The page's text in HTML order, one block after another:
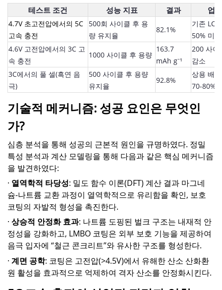
테스트 조건 성능 지표 결과 업
4.7V 초고전압에서의 5C
고속 충전
500회 사이클 후 용
량 유지율
82.1%
기존
50% 미만
4.6V 고전압에서의 3C 고
속 충전
1000 사이클 후 용량
163.7
mAh g⁻¹
200 사이
감소
3C에서의 풀 셀(흑연 음
극)
500 사이클 후 용량
유지율
92.8%
상용 배
70-80%
기술적 메커니즘: 성공 요인은 무엇인
가?
심층 분석을 통해 성공의 근본적 원인을 규명하였다. 정밀
특성 분석과 계산 모델링을 통해 다음과 같은 핵심 메커니즘
을 발견하였다:
· 열역학적 타당성: 밀도 함수 이론(DFT) 계산 결과 마그네
슘-나트륨 교환 과정이 열역학적으로 유리함을 확인, 보호
코팅의 자발적 형성을 촉진한다.
· 상승적 안정화 효과: 나트륨 도핑된 벌크 구조는 내재적 안
정성을 강화하고, LMBO 코팅은 외부 보호 기능을 제공하여
음극 입자에 “철근 콘크리트”와 유사한 구조를 형성한다.
· 계면 공학: 코팅은 고전압(>4.5V)에서 유해한 산소 산화환
원 활성을 효과적으로 억제하여 격자 산소를 안정화시킨다.